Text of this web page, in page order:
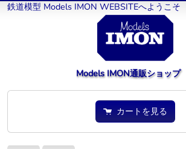
鉄道模型 Models IMON WEBSITEへようこそ
Models IMON通販ショップ
カートを見る